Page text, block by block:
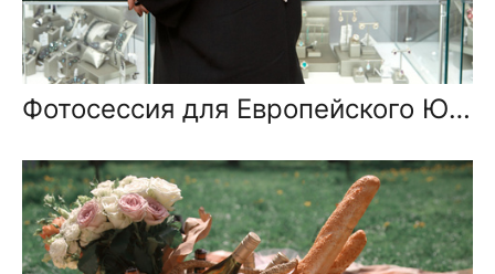
Фотосессия для Европейского Ювелирного дома STYLE AVENUE